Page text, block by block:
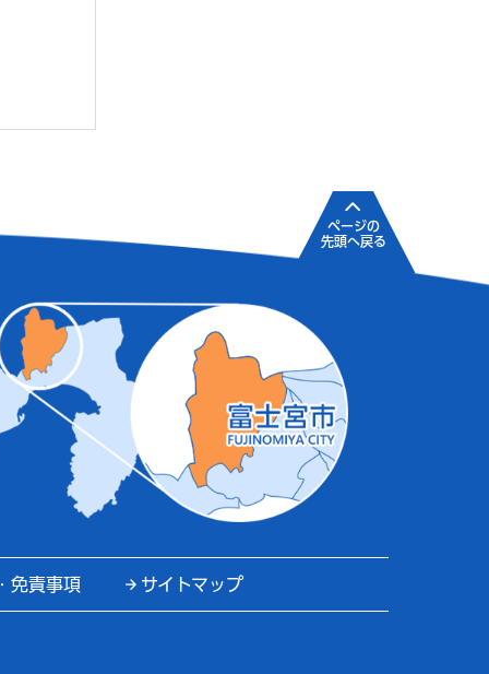
免責事項 サイトマップ
ページの
先頭へ戻る